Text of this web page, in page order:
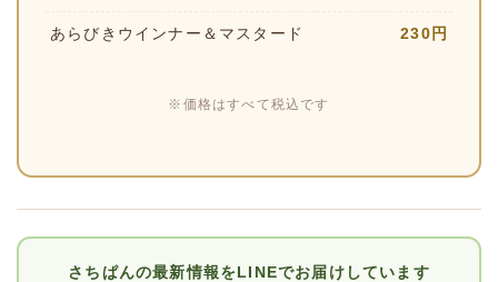
あらびきウインナー＆マスタード 230円
※価格はすべて税込です
さちぱんの最新情報をLINEでお届けしています